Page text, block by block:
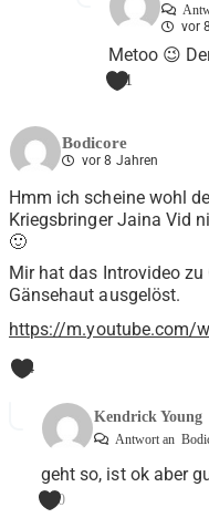
vor
Metoo 😉
1
Bodicore
vor 8 Jahren
Hmm ich scheine wohl
Kriegsbringer Jaina Vid
🙂
Mir hat das Introvideo
Gänsehaut ausgelöst.
https://m.youtube.com/
4
Kendrick Young
Antwort an
geht so, ist ok aber
0